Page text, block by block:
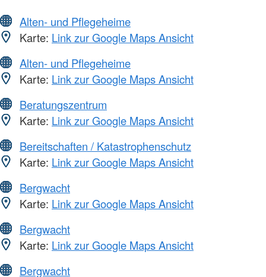
Alten- und Pflegeheime
Karte: Link zur Google Maps Ansicht
Alten- und Pflegeheime
Karte: Link zur Google Maps Ansicht
Beratungszentrum
Karte: Link zur Google Maps Ansicht
Bereitschaften / Katastrophenschutz
Karte: Link zur Google Maps Ansicht
Bergwacht
Karte: Link zur Google Maps Ansicht
Bergwacht
Karte: Link zur Google Maps Ansicht
Bergwacht